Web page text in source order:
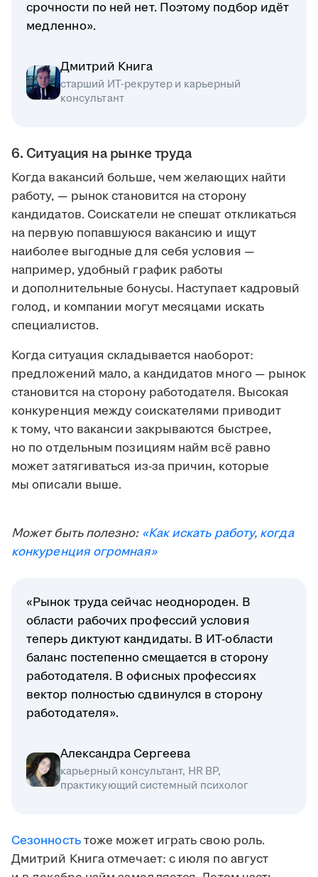
срочности по ней нет. Поэтому подбор идёт
медленно».
Дмитрий Книга
старший ИТ-рекрутер и карьерный
консультант
6. Ситуация на рынке труда
Когда вакансий больше, чем желающих найти
работу, — рынок становится на сторону
кандидатов. Соискатели не спешат откликаться
на первую попавшуюся вакансию и ищут
наиболее выгодные для себя условия —
например, удобный график работы
и дополнительные бонусы. Наступает кадровый
голод, и компании могут месяцами искать
специалистов.
Когда ситуация складывается наоборот:
предложений мало, а кандидатов много — рынок
становится на сторону работодателя. Высокая
конкуренция между соискателями приводит
к тому, что вакансии закрываются быстрее,
но по отдельным позициям найм всё равно
может затягиваться из-за причин, которые
мы описали выше.
Может быть полезно: «Как искать работу, когда
конкуренция огромная»
«Рынок труда сейчас неоднороден. В
области рабочих профессий условия
теперь диктуют кандидаты. В ИТ-области
баланс постепенно смещается в сторону
работодателя. В офисных профессиях
вектор полностью сдвинулся в сторону
работодателя».
Александра Сергеева
карьерный консультант, HR BP,
практикующий системный психолог
Сезонностьтоже может играть свою роль.
Дмитрий Книга отмечает: с июля по август